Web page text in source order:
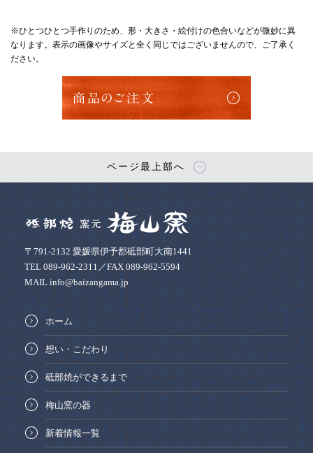
※ひとつひとつ手作りのため、形・大きさ・絵付けの色合いなどが微妙に異
なります。表示の画像やサイズと全く同じではございませんので、ご了承く
ださい。
商品のご注文
ページ最上部へ
〒791-2132 愛媛県伊予郡砥部町大南1441
TEL 089-962-2311／FAX 089-962-5594
MAIL info@baizangama.jp
ホーム
想い・こだわり
砥部焼ができるまで
梅山窯の器
新着情報一覧